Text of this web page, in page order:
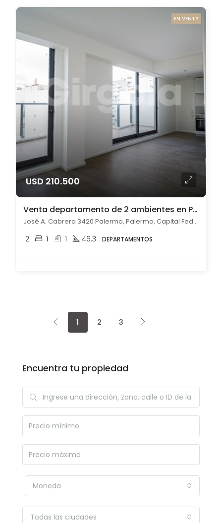
EN VENTA
USD 210.500
Venta departamento de 2 ambientes en Palermo
José A. Cabrera 3420 Palermo, Palermo, Capital Federal
2 1 1 46.3 DEPARTAMENTOS
1 2 3
Encuentra tu propiedad
Moneda
Todas las ciudades